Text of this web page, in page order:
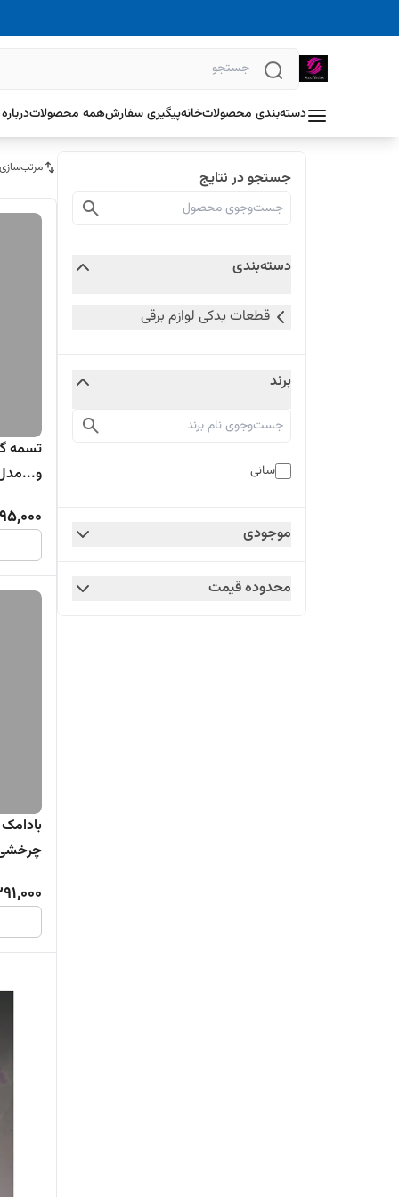
دسته‌بندی محصولاتخانهپیگیری سفارشهمه محصولات
جستجو در نتایج
دسته‌بندی
قطعات یدکی لوازم برقی
برند
سانی
موجودی
محدوده قیمت
تسمه